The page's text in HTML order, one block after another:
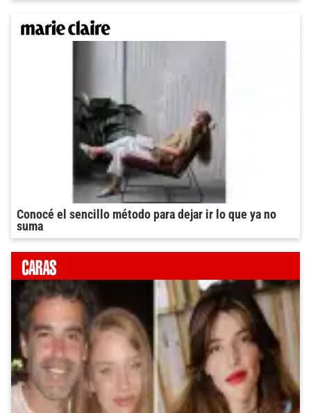
Conocé el sencillo método para dejar ir lo que ya no
suma